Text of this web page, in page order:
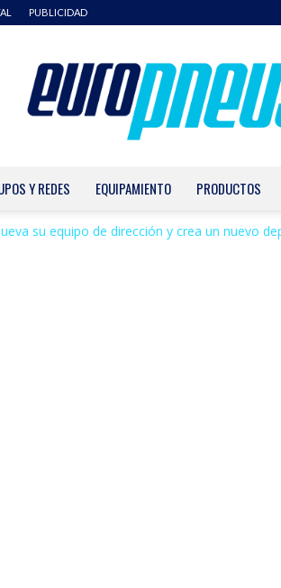
PUBLICIDAD
Y REDES EQUIPAMIENTO PRODUCTOS
su equipo de dirección y crea un nuevo